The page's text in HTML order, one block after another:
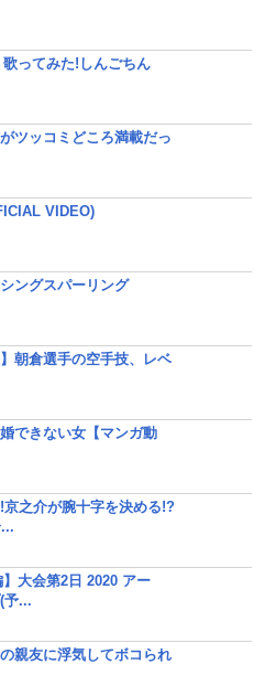
ってみた!しんごちん
ツッコミどころ満載だっ
VIDEO)
ングスパーリング
朝倉選手の空手技、レベ
できない女【マンガ動
之介が腕十字を決める!?
】大会第2日 2020 アー
予...
親友に浮気してボコられ